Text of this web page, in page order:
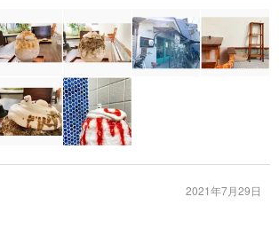
2021年7月29日